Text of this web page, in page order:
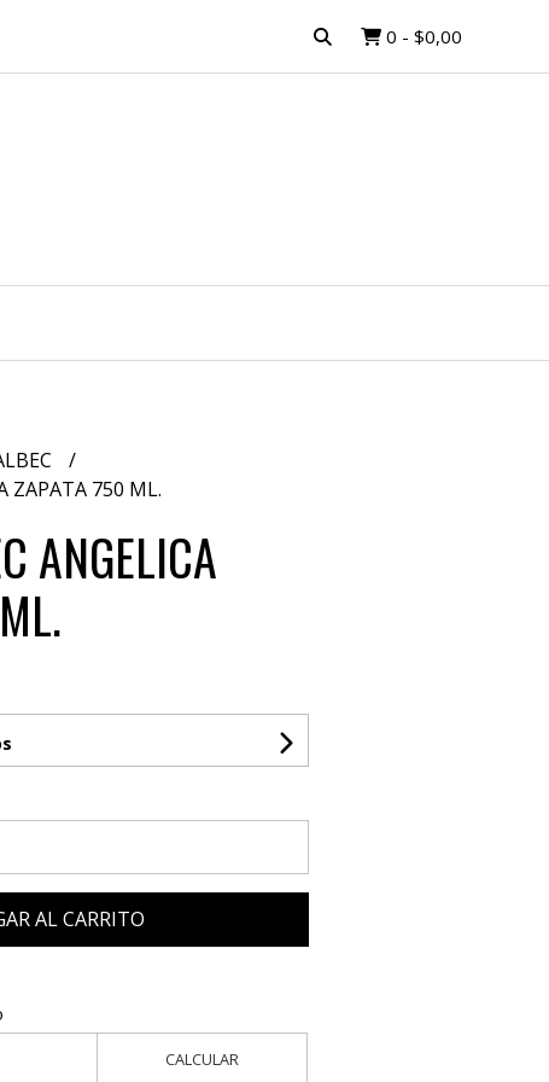
0 - $0,00
ZAPATA 750 ML.
ANGELICA
AL CARRITO
CALCULAR